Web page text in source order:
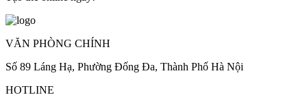
VĂN PHÒNG CHÍNH
Số 89 Láng Hạ, Phường Đống Đa, Thành Phố Hà Nội
HOTLINE